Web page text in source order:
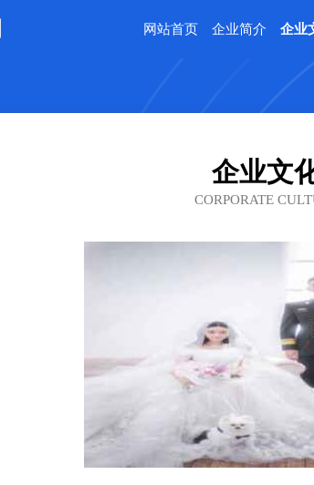
网站首页 企业简介 企业
企业文
CORPORATE